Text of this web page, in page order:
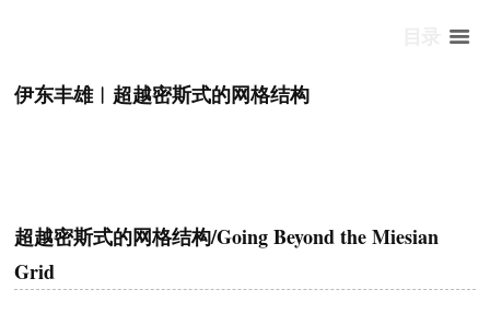
伊东丰雄︱超越密斯式的网格结构
超越密斯式的网格结构/Going Beyond the Miesian
Grid